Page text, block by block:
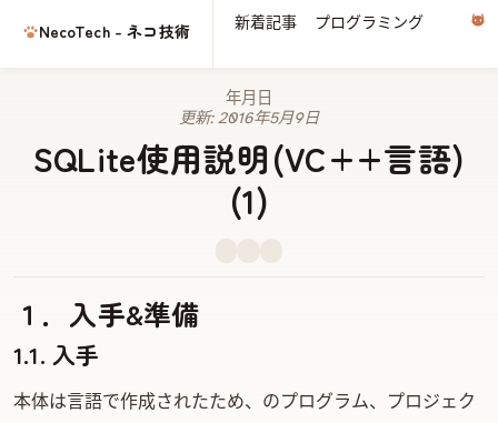
NecoTech - ネコ技術 新着記事 プログラミング 電子
2014年6月7日
更新: 2016年5月9日
SQLite使用説明(VC++言語)
(1)
１．入手&準備
1.1. 入手
sqlite3本体はC言語で作成されたため、VC++のMFCプログラム、Win32プロジェク